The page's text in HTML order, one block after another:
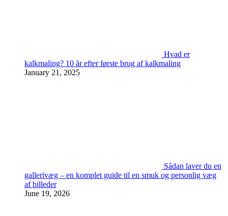
Hvad er
kalkmaling? 10 år efter første brug af kalkmaling
January 21, 2025
Sådan laver du en
gallerivæg – en komplet guide til en smuk og personlig væg
af billeder
June 19, 2026